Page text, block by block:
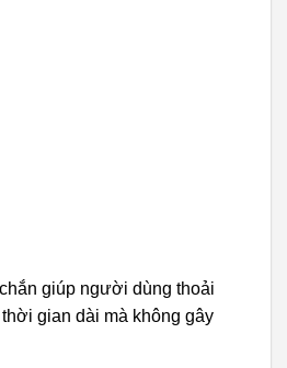
giúp người dùng thoải
gian dài mà không gây